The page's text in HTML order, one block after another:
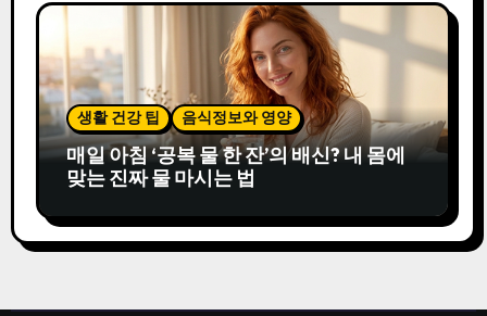
생활 건강 팁 음식정보와 영양
매일 아침 ‘공복 물 한 잔’의 배신? 내 몸에
맞는 진짜 물 마시는 법